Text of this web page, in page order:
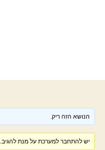
הנושא הזה ריק.
יש להתחבר למערכת על מנת להגיב.